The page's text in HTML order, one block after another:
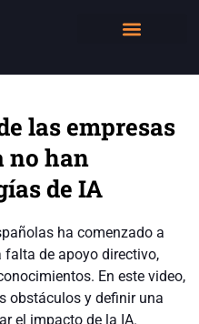
las empresas
no han
de IA
ha comenzado a
falta de apoyo directivo,
En este video,
obstáculos y definir una
el impacto de la IA.